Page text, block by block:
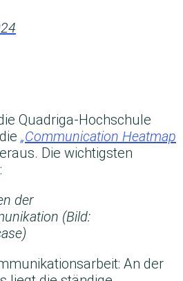
Quadriga-Hochschule
„Communication Heatmap
Die wichtigsten
der
(Bild:
An der